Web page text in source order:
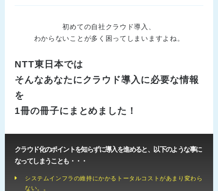
初めての自社クラウド導入、
わからないことが多く困ってしまいますよね。
NTT東日本では
そんなあなたにクラウド導入に必要な情報
を
1冊の冊子にまとめました！
クラウド化のポイントを知らずに導入を進めると、以下のような事に
なってしまうことも・・・
システムインフラの維持にかかるトータルコストがあまり変わら
ない。。